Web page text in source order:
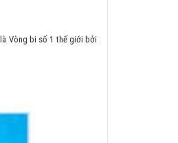
Vòng bi số 1 thế giới bởi